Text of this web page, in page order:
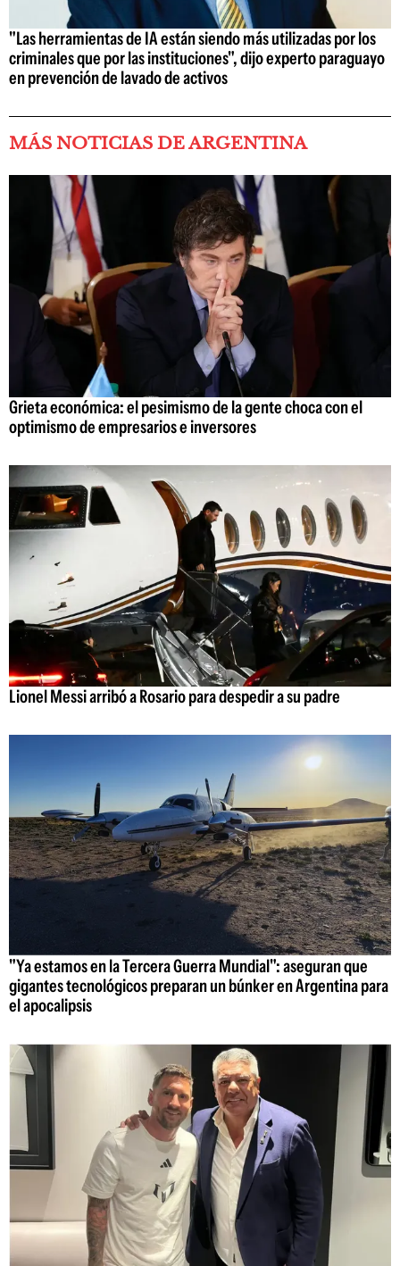
"Las herramientas de IA están siendo más utilizadas por los
criminales que por las instituciones", dijo experto paraguayo
en prevención de lavado de activos
MÁS NOTICIAS DE ARGENTINA
Grieta económica: el pesimismo de la gente choca con el
optimismo de empresarios e inversores
Lionel Messi arribó a Rosario para despedir a su padre
"Ya estamos en la Tercera Guerra Mundial": aseguran que
gigantes tecnológicos preparan un búnker en Argentina para
el apocalipsis